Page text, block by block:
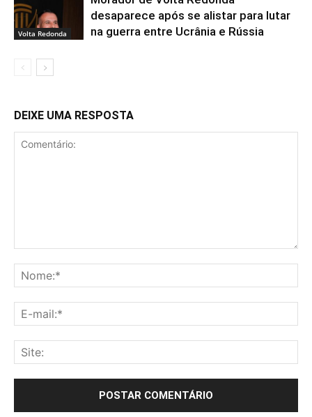
Volta Redonda
desaparece após se alistar para lutar
na guerra entre Ucrânia e Rússia
DEIXE UMA RESPOSTA